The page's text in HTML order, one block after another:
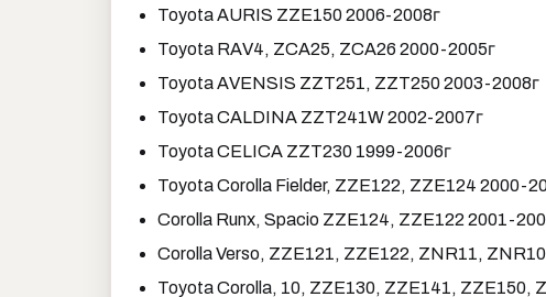
Toyota AURIS ZZE150 2006-2008г
Toyota RAV4, ZCA25, ZCA26 2000-2005г
Toyota AVENSIS ZZT251, ZZT250 2003-2008г
Toyota CALDINA ZZT241W 2002-2007г
Toyota CELICA ZZT230 1999-2006г
Toyota Corolla Fielder, ZZE122, ZZE124 2000-
Corolla Runx, Spacio ZZE124, ZZE122 2001-
Corolla Verso, ZZE121, ZZE122, ZNR11,
Toyota Corolla, 10, ZZE130, ZZE141,